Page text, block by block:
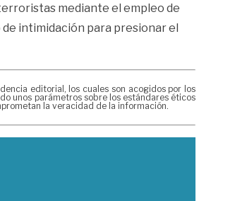
mediante el empleo de
intimidación para presionar el
editorial, los cuales son acogidos por los
unos parámetros sobre los estándares éticos
la veracidad de la información.